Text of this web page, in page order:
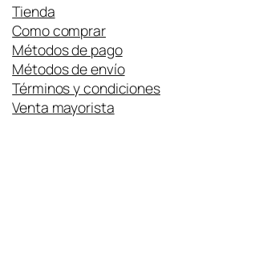
Tienda
Como comprar
Métodos de pago
Métodos de envío
Términos y condiciones
Venta mayorista